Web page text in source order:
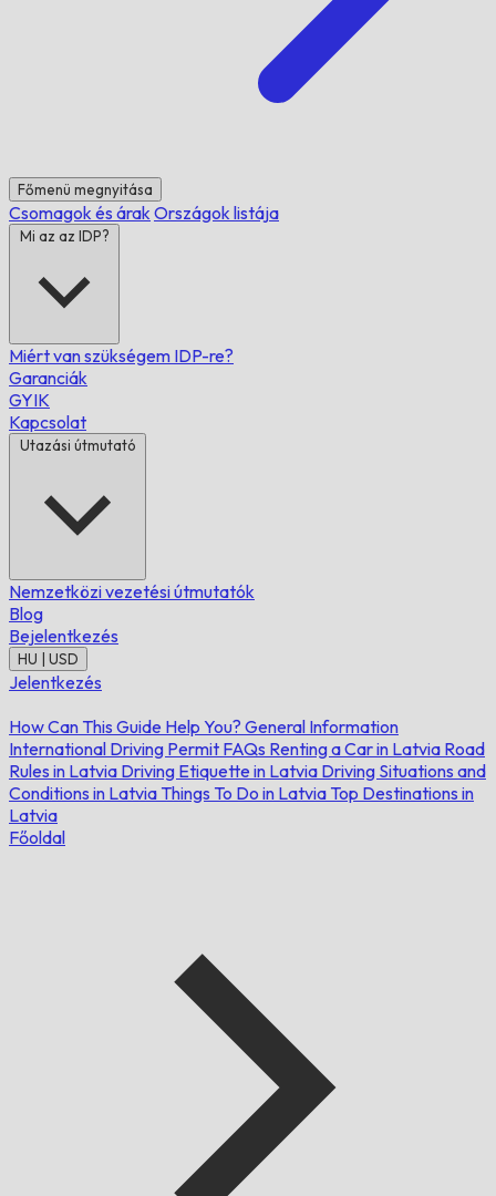
Főmenü megnyitása
Csomagok és árak Országok listája
Mi az az IDP?
Miért van szükségem IDP-re?
Garanciák
GYIK
Kapcsolat
Utazási útmutató
Nemzetközi vezetési útmutatók
Blog
Bejelentkezés
HU | USD
Jelentkezés
How Can This Guide Help You? General Information
International Driving Permit FAQs Renting a Car in Latvia Road
Rules in Latvia Driving Etiquette in Latvia Driving Situations and
Conditions in Latvia Things To Do in Latvia Top Destinations in
Latvia
Főoldal